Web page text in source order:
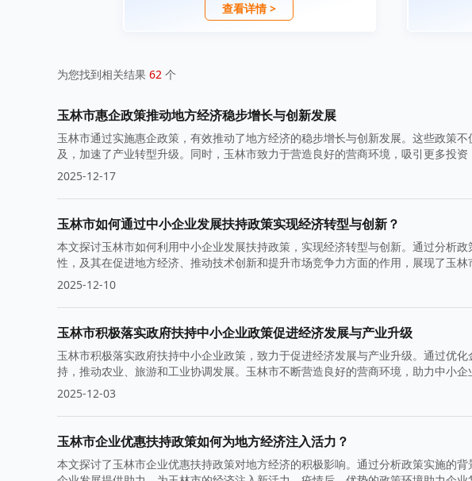
查看详情 >
为您找到相关结果 62 个
玉林市惠企政策推动地方经济稳步增长与创新发展
玉林市通过实施惠企政策，有效推动了地方经济的稳步增长与创新发展。这些政策
及，加速了产业转型升级。同时，玉林市致力于营造良好的营商环境，吸引更多投资
2025-12-17
玉林市如何通过中小企业发展扶持政策实现经济转型与创新？
本文探讨玉林市如何利用中小企业发展扶持政策，实现经济转型与创新。通过分析
性，及其在促进地方经济、推动技术创新和提升市场竞争力方面的作用，展现了玉林
2025-12-10
玉林市积极落实政府扶持中小企业政策促进经济发展与产业升级
玉林市积极落实政府扶持中小企业政策，致力于促进经济发展与产业升级。通过优
持，推动农业、旅游和工业协调发展。玉林市不断营造良好的营商环境，助力中小企
2025-12-03
玉林市企业优惠扶持政策如何为地方经济注入活力？
本文探讨了玉林市企业优惠扶持政策对地方经济的积极影响。通过分析政策实施的